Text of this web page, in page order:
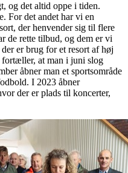
og det altid oppe i tiden.
For det andet har vi en
der henvender sig til flere
de rette tilbud, og dem er vi
er brug for et resort af høj
at man i juni slog
åbner man et sportsområde
I 2023 åbner
der er plads til koncerter,